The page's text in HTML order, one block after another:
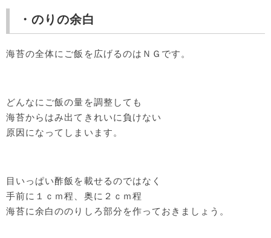
・のりの余白
海苔の全体にご飯を広げるのはＮＧです。
どんなにご飯の量を調整しても
海苔からはみ出てきれいに負けない
原因になってしまいます。
目いっぱい酢飯を載せるのではなく
手前に１ｃｍ程、奥に２ｃｍ程
海苔に余白ののりしろ部分を作っておきましょう。